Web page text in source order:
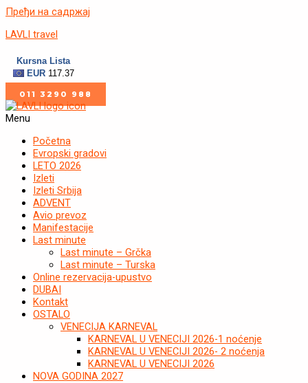
Пређи на садржај
LAVLI travel
011 3290 988
Menu
Početna
Evropski gradovi
LETO 2026
Izleti
Izleti Srbija
ADVENT
Avio prevoz
Manifestacije
Last minute
Last minute – Grčka
Last minute – Turska
Online rezervacija-upustvo
DUBAI
Kontakt
OSTALO
VENECIJA KARNEVAL
KARNEVAL U VENECIJI 2026-1 noćenje
KARNEVAL U VENECIJI 2026- 2 noćenja
KARNEVAL U VENECIJI 2026
NOVA GODINA 2027